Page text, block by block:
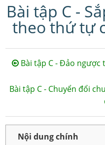
Bài tập C -
theo thứ tự
Bài tập C - Đảo
Bài tập C - Chuyển đổi
Nội dung chính